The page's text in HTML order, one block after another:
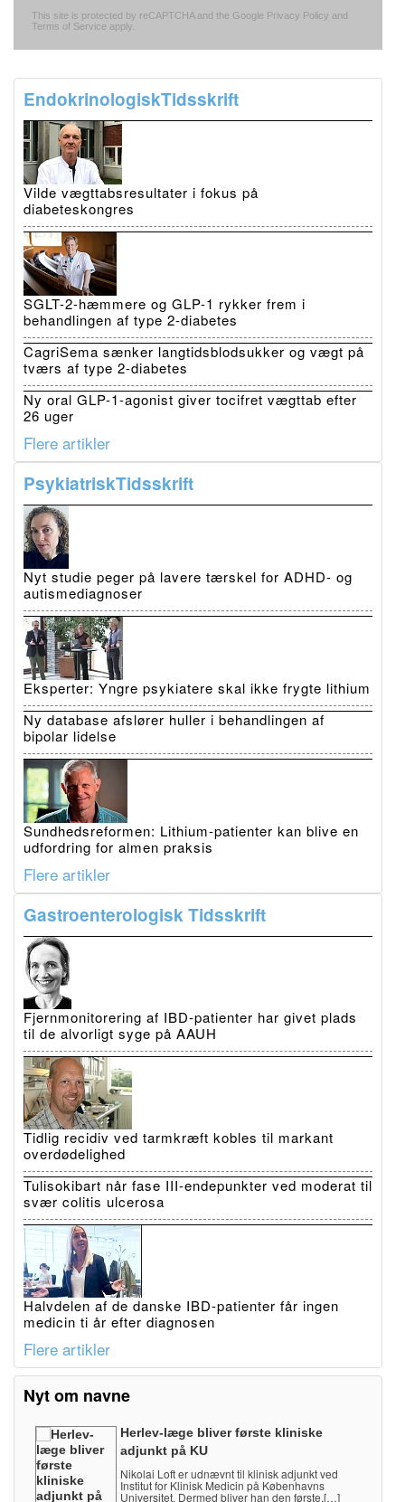
This site is protected by reCAPTCHA and the Google Privacy Policy and
Terms of Service apply.
EndokrinologiskTidsskrift
Vilde vægttabsresultater i fokus på
diabeteskongres
SGLT-2-hæmmere og GLP-1 rykker frem i
behandlingen af type 2-diabetes
CagriSema sænker langtidsblodsukker og vægt på
tværs af type 2-diabetes
Ny oral GLP-1-agonist giver tocifret vægttab efter
26 uger
Flere artikler
PsykiatriskTidsskrift
Nyt studie peger på lavere tærskel for ADHD- og
autismediagnoser
Eksperter: Yngre psykiatere skal ikke frygte lithium
Ny database afslører huller i behandlingen af
bipolar lidelse
Sundhedsreformen: Lithium-patienter kan blive en
udfordring for almen praksis
Flere artikler
Gastroenterologisk Tidsskrift
Fjernmonitorering af IBD-patienter har givet plads
til de alvorligt syge på AAUH
Tidlig recidiv ved tarmkræft kobles til markant
overdødelighed
Tulisokibart når fase III-endepunkter ved moderat til
svær colitis ulcerosa
Halvdelen af de danske IBD-patienter får ingen
medicin ti år efter diagnosen
Flere artikler
Nyt om navne
Herlev-læge bliver første kliniske
adjunkt på KU
Nikolai Loft er udnævnt til klinisk adjunkt ved
Institut for Klinisk Medicin på Københavns
Universitet. Dermed bliver han den første,[…]